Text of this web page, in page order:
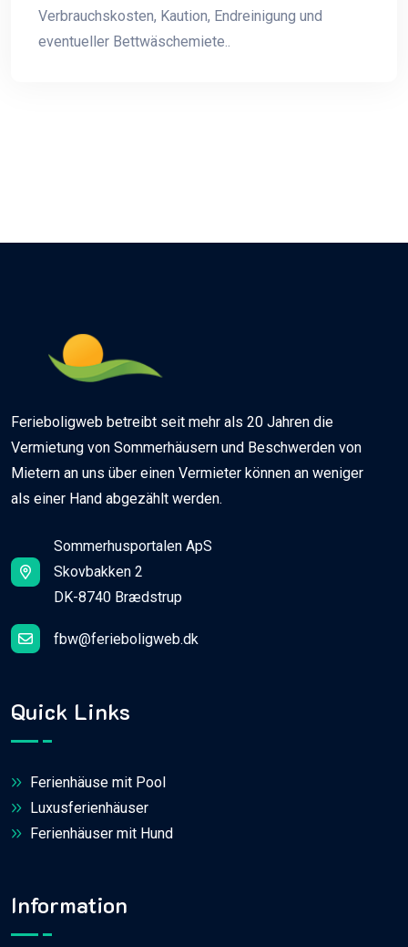
Verbrauchskosten, Kaution, Endreinigung und
eventueller Bettwäschemiete..
Ferieboligweb betreibt seit mehr als 20 Jahren die
Vermietung von Sommerhäusern und Beschwerden von
Mietern an uns über einen Vermieter können an weniger
als einer Hand abgezählt werden.
Sommerhusportalen ApS
Skovbakken 2
DK-8740 Brædstrup
fbw@ferieboligweb.dk
Quick Links
Ferienhäuse mit Pool
Luxusferienhäuser
Ferienhäuser mit Hund
Information